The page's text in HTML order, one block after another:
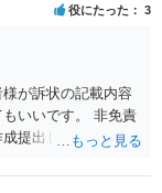
役にたった 3
が訴状の記載内容
いいです。 非免責
提出して反論しな
要になると思いま